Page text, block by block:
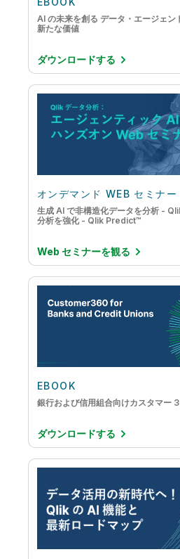
AI の未来を創る データ・エージェン
新たな価値
ダウンロードする
オンデマンド WEB セミナー
生成 AI で非構造化データを分析 -
分析を強化 - Qlik Predict™
Web セミナーを観る
EBOOK
銀行および信用組合向けカスタマー
ダウンロードする